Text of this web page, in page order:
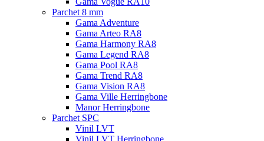
Parchet 8 mm
Gama Adventure
Gama Arteo RA8
Gama Harmony RA8
Gama Legend RA8
Gama Pool RA8
Gama Trend RA8
Gama Vision RA8
Gama Ville Herringbone
Manor Herringbone
Parchet SPC
Vinil LVT
Vinil LVT Herringbone